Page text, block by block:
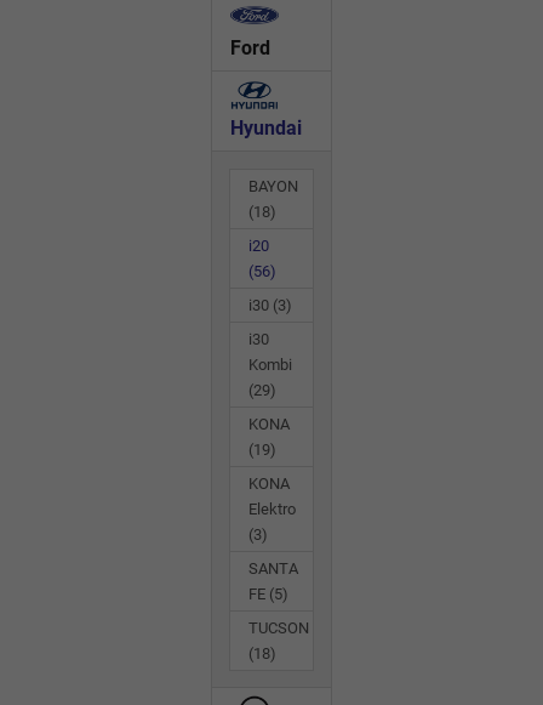
Ford
Hyundai
BAYON
(18)
i20
(56)
i30 (3)
i30
Kombi
(29)
KONA
(19)
KONA
Elektro
(3)
SANTA
FE (5)
TUCSON
(18)